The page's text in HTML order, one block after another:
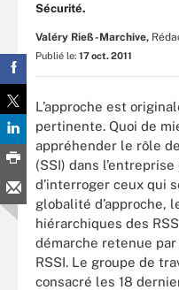
Sécurité.
Valéry Rieß-Marchive,
Publié le: 17 oct. 2011
L’approche est
pertinente. Quoi de
appréhender le rôle
(SSI) dans
d’interroger ceux qui
globalité d’approche,
hiérarchiques des
démarche retenue
RSSI. Le groupe de
consacré les 18